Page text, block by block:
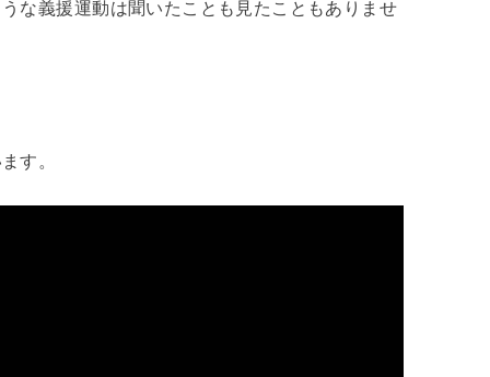
な義援運動は聞いたことも見たこともありませ
す。